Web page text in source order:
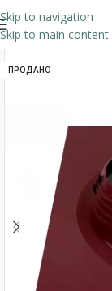
Skip to navigation
Skip to main content
ПРОДАНО